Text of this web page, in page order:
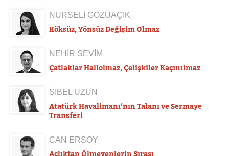
NURSELİ GÖZÜAÇIK
Köksüz, Yönsüz Değişim Olmaz
NEHİR SEVİM
Çatlaklar Hallolmaz, Çelişkiler Kaçınılmaz
SİBEL UZUN
Atatürk Havalimanı’nın Talanı ve Sermaye
Transferi
CAN ERSOY
Açlıktan Ölmeyenlerin Sırası